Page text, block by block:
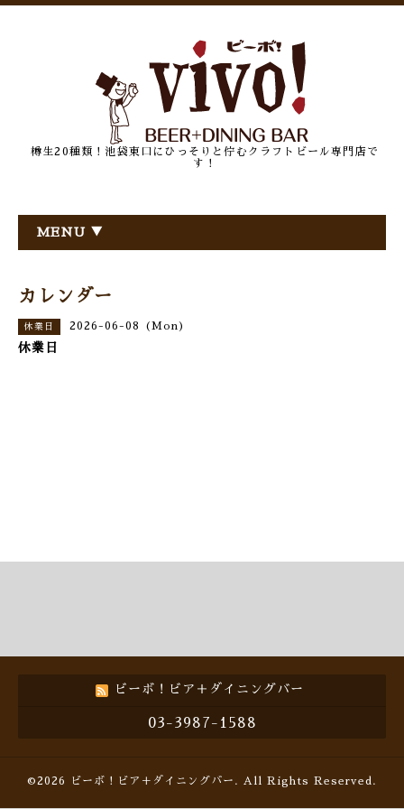
樽生20種類！池袋東口にひっそりと佇むクラフトビール専門店で
す！
MENU ▼
カレンダー
休業日 2026-06-08 (Mon)
休業日
ビーボ！ビア＋ダイニングバー
03-3987-1588
©2026 ビーボ！ビア＋ダイニングバー . All Rights Reserved.